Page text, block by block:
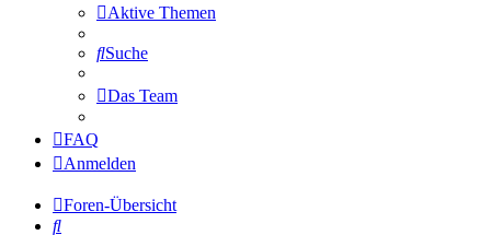
Aktive Themen
Suche
Das Team
FAQ
Anmelden
Foren-Übersicht
Suche